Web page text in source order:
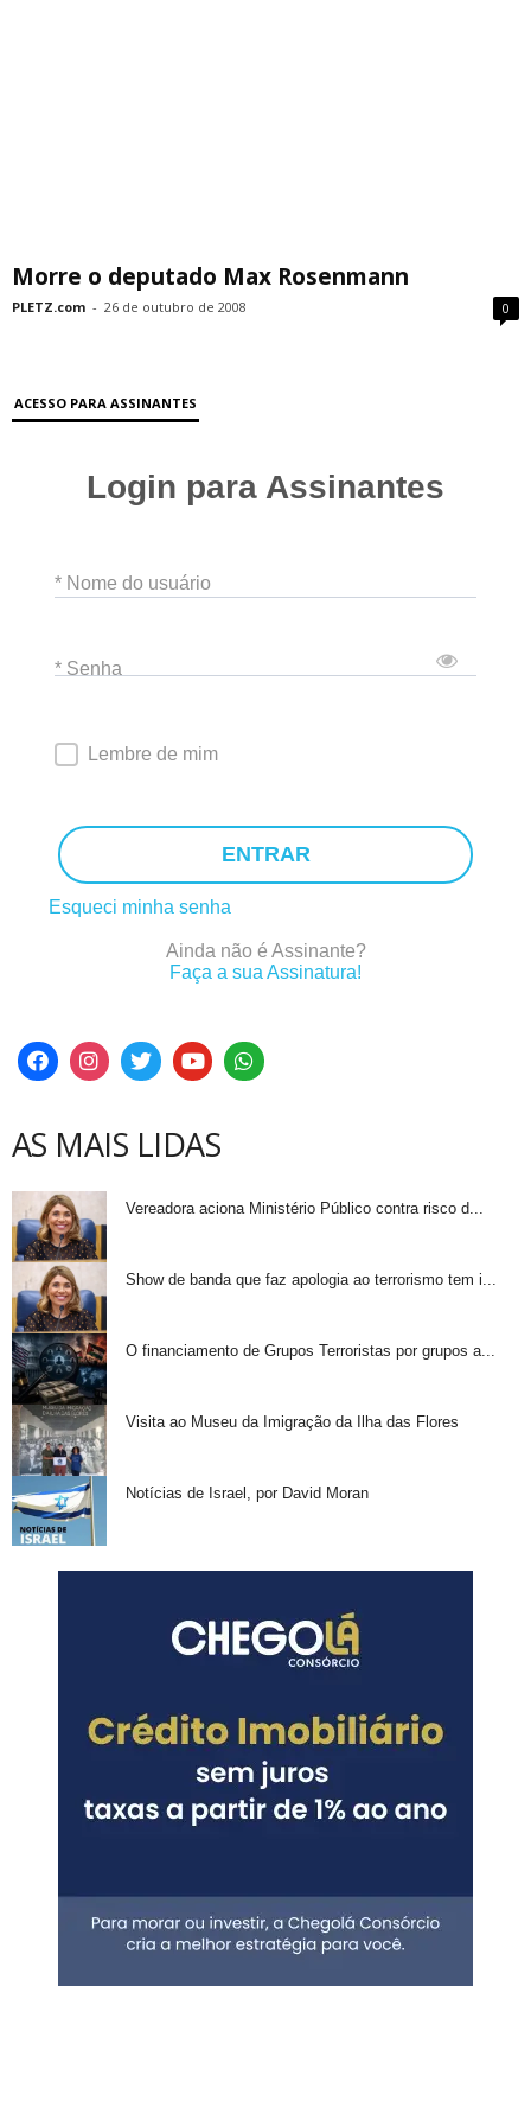
Morre o deputado Max Rosenmann
PLETZ.com - 26 de outubro de 2008 0
ACESSO PARA ASSINANTES
Login para Assinantes
* Nome do usuário
* Senha
Lembre de mim
ENTRAR
Esqueci minha senha
Ainda não é Assinante?
Faça a sua Assinatura!
AS MAIS LIDAS
Vereadora aciona Ministério Público contra risco d...
Show de banda que faz apologia ao terrorismo tem i...
O financiamento de Grupos Terroristas por grupos a...
Visita ao Museu da Imigração da Ilha das Flores
Notícias de Israel, por David Moran